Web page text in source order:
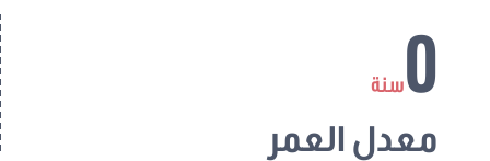
0سنة
معدل العمر